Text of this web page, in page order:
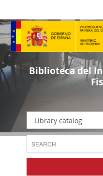
Biblioteca del
Library catalog